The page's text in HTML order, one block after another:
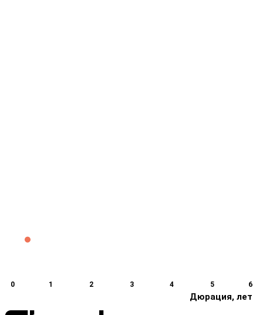
Дюрация, лет
0 1 2 3 4 5 6